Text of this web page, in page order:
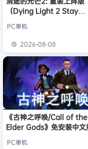
（Dying Light 2 Stay
免安装中文版
PC单机
2026-08-08
《古神之呼唤/Call of the
Elder Gods》免安装中文
PC单机